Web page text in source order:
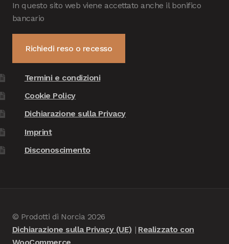
In questo sito web viene accettato anche il bonifico
bancario
Richiedi reso o recesso
Termini e condizioni
Cookie Policy
Dichiarazione sulla Privacy
Imprint
Disconoscimento
© Prodotti di Norcia 2026
Dichiarazione sulla Privacy (UE)
Realizzato con